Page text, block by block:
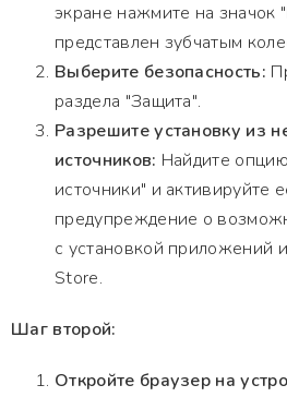
экране нажмите на значок
представлен зубчатым
Выберите безопасность:
раздела "Защита".
Разрешите установку из
источников: Найдите
источники" и активируйте
предупреждение о
с установкой приложений
Store.
Шаг второй:
Откройте браузер на